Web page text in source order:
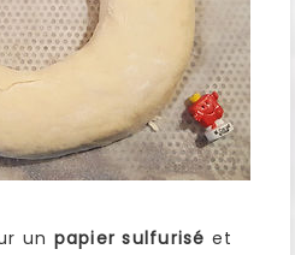
un papier sulfurisé et